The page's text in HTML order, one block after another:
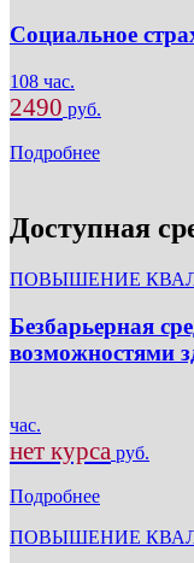
Социальное
108 час.
2490 руб.
Подробнее
Доступная
ПОВЫШЕНИЕ
Безбарьерная
возможностями
час.
нет курса руб.
Подробнее
ПОВЫШЕНИЕ